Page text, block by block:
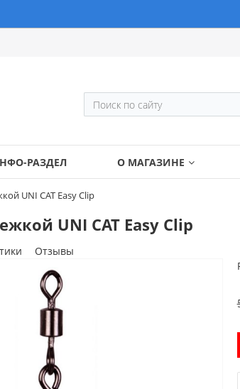
РАЗДЕЛ О МАГАЗИНЕ
UNI CAT Easy Clip
UNI CAT Easy Clip
Отзывы